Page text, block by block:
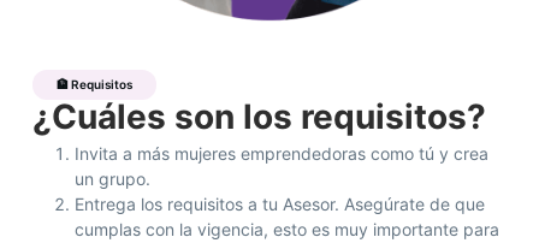
🏦 Requisitos
¿Cuáles son los requisitos?
Invita a más mujeres emprendedoras como tú y crea
un grupo.
Entrega los requisitos a tu Asesor. Asegúrate de que
cumplas con la vigencia, esto es muy importante para